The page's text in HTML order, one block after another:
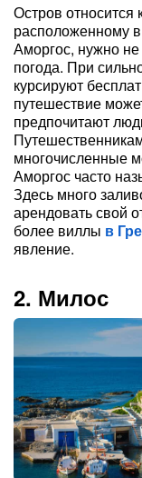
Остров относится
расположенному
Аморгос, нужно не
погода. При
курсируют
путешествие
предпочитают
многочисленные
Аморгос часто
Здесь много
арендовать свой
более виллы в
явление.
2. Милос